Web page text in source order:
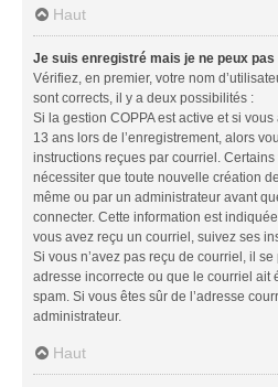
Haut
Je suis enregistré mais je ne peux
Vérifiez, en premier, votre nom
sont corrects, il y a deux possibilités :
Si la gestion COPPA est active et si
13 ans lors de l’enregistrement, alors
instructions reçues par courriel.
nécessiter que toute nouvelle création
même ou par un administrateur avant
connecter. Cette information est
vous avez reçu un courriel, suivez ses
Si vous n’avez pas reçu de courriel, il
adresse incorrecte ou que le courriel ait
spam. Si vous êtes sûr de l’adresse
administrateur.
Haut